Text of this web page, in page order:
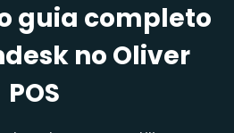
guia completo
no Oliver
POS